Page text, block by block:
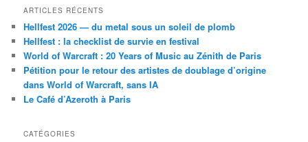
ARTICLES RÉCENTS
Hellfest 2026 — du metal sous un soleil de plomb
Hellfest : la checklist de survie en festival
World of Warcraft : 20 Years of Music au Zénith de Paris
Pétition pour le retour des artistes de doublage d’origine
dans World of Warcraft, sans IA
Le Café d’Azeroth à Paris
CATÉGORIES